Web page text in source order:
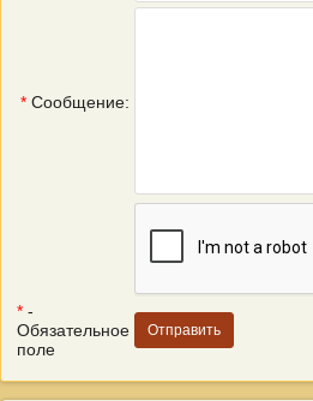
* Сообщение:
* -
Обязательное
поле